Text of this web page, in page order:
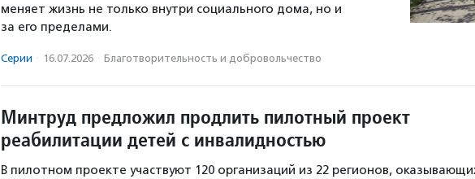
меняет жизнь не только внутри социального дома, но и
за его пределами.
Серии · 16.07.2026 · Благотвори­тель­ность и доброволь­чест­во
Минтруд предложил продлить пилотный проект
реабилитации детей с инвалидностью
В пилотном проекте участвуют 120 организаций из 22 регионов,